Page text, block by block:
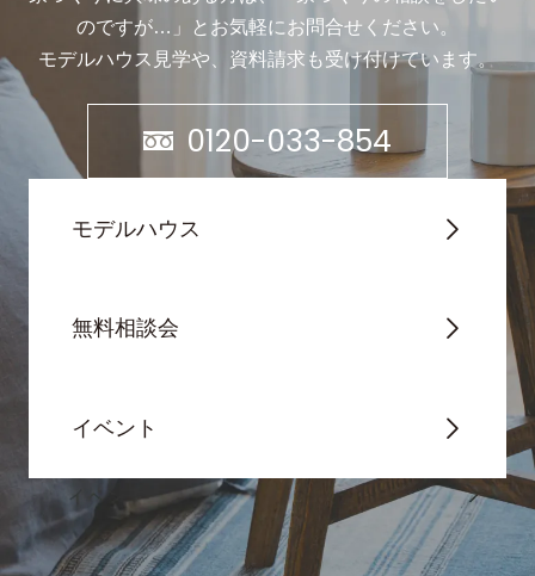
のですが…」と お気軽にお問合せください。
モデルハウス見学や、資料請求も受け付けています。
0120-033-854
モデルハウス
無料相談会
イベント